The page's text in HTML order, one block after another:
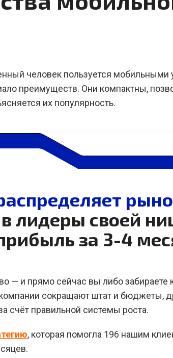
человек пользуется мобильными
преимуществ. Они компактны,
их популярность.
лидеры своей
за 3-4
— и прямо сейчас вы либо забираете
сокращают штат и бюджеты,
счёт правильной системы роста.
, которая помогла 196 нашим